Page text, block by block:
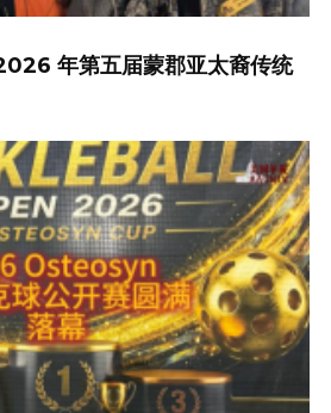
年第五届蒙郡亚太裔传统